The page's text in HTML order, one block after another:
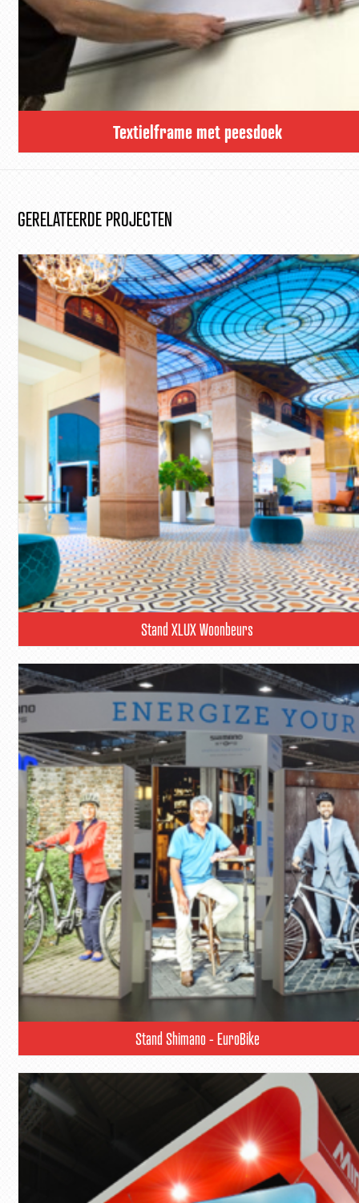
Textielframe met peesdoek
GERELATEERDE PROJECTEN
Stand XLUX Woonbeurs
Stand Shimano - EuroBike